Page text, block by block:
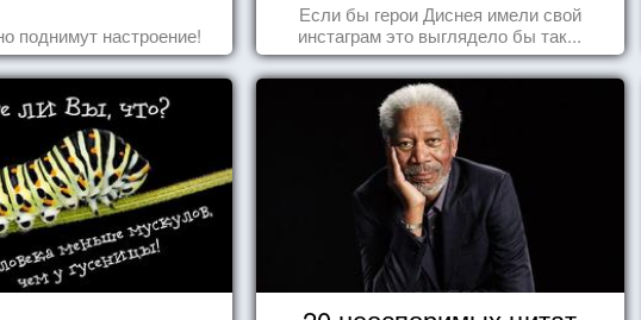
поднимут настроение!
Если бы герои Диснея имели свой
инстаграм это выглядело бы так...